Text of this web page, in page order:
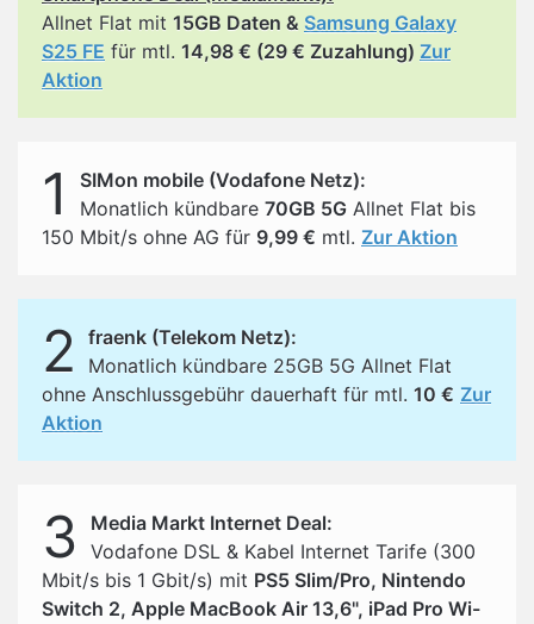
Allnet Flat mit 15GB Daten & Samsung Galaxy
S25 FE für mtl. 14,98 € (29 € Zuzahlung) Zur
Aktion
1
SIMon mobile (Vodafone Netz):
Monatlich kündbare 70GB 5G Allnet Flat bis
150 Mbit/s ohne AG für 9,99 € mtl. Zur Aktion
2
fraenk (Telekom Netz):
Monatlich kündbare 25GB 5G Allnet Flat
ohne Anschlussgebühr dauerhaft für mtl. 10 € Zur
Aktion
3
Media Markt Internet Deal:
Vodafone DSL & Kabel Internet Tarife (300
Mbit/s bis 1 Gbit/s) mit PS5 Slim/Pro, Nintendo
Switch 2, Apple MacBook Air 13,6", iPad Pro Wi-